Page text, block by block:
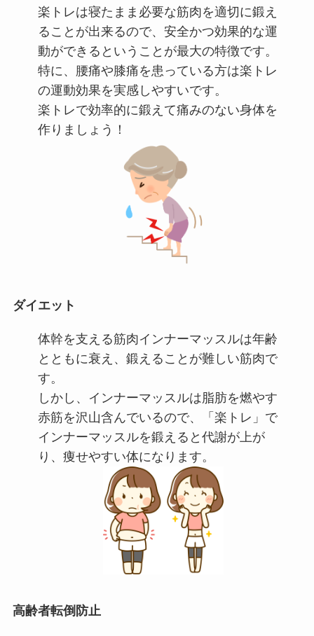
楽トレは寝たまま必要な筋肉を適切に鍛え
ることが出来るので、安全かつ効果的な運
動ができるということが最大の特徴です。
特に、腰痛や膝痛を患っている方は楽トレ
の運動効果を実感しやすいです。
楽トレで効率的に鍛えて痛みのない身体を
作りましょう！
ダイエット
体幹を支える筋肉インナーマッスルは年齢
とともに衰え、鍛えることが難しい筋肉で
す。
しかし、インナーマッスルは脂肪を燃やす
赤筋を沢山含んでいるので、「楽トレ」で
インナーマッスルを鍛えると代謝が上が
り、痩せやすい体になります。
高齢者転倒防止